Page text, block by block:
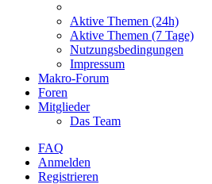
Aktive Themen (24h)
Aktive Themen (7 Tage)
Nutzungsbedingungen
Impressum
Makro-Forum
Foren
Mitglieder
Das Team
FAQ
Anmelden
Registrieren